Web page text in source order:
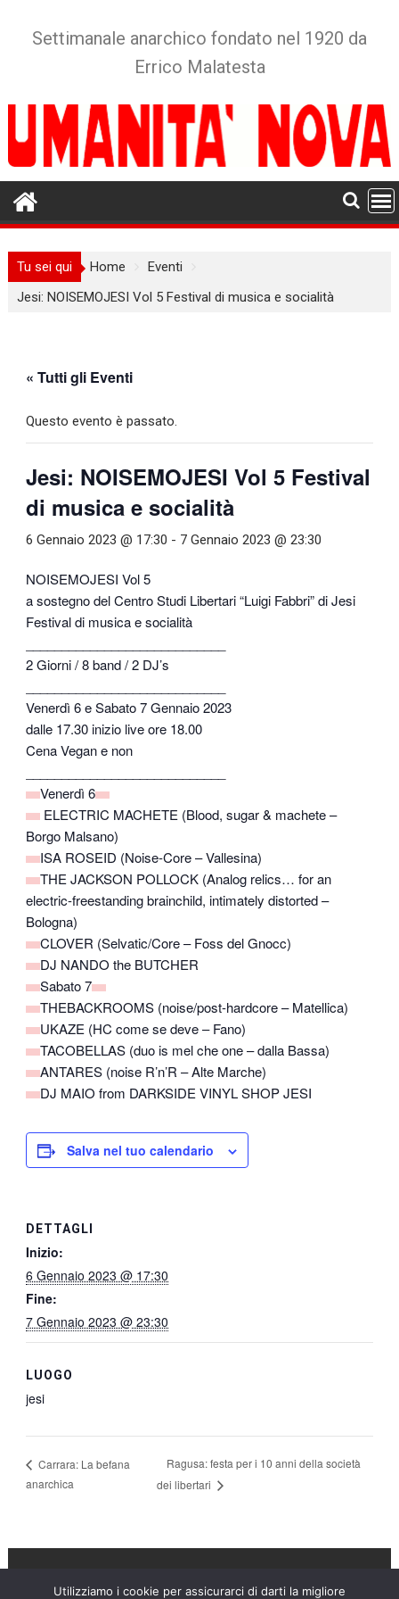
Settimanale anarchico fondato nel 1920 da
Errico Malatesta
Tu sei qui Home
Eventi
Jesi: NOISEMOJESI Vol 5 Festival di musica e socialità
« Tutti gli Eventi
Questo evento è passato.
Jesi: NOISEMOJESI Vol 5 Festival
di musica e socialità
6 Gennaio 2023 @ 17:30 - 7 Gennaio 2023 @ 23:30
NOISEMOJESI Vol 5
a sostegno del Centro Studi Libertari “Luigi Fabbri” di Jesi
Festival di musica e socialità
2 Giorni / 8 band / 2 DJ’s
Venerdì 6 e Sabato 7 Gennaio 2023
dalle 17.30 inizio live ore 18.00
Cena Vegan e non
Venerdì 6
ELECTRIC MACHETE (Blood, sugar & machete –
Borgo Malsano)
ISA ROSEID (Noise-Core – Vallesina)
THE JACKSON POLLOCK (Analog relics… for an
electric-freestanding brainchild, intimately distorted –
Bologna)
CLOVER (Selvatic/Core – Foss del Gnocc)
DJ NANDO the BUTCHER
Sabato 7
THEBACKROOMS (noise/post-hardcore – Matellica)
UKAZE (HC come se deve – Fano)
TACOBELLAS (duo is mel che one – dalla Bassa)
ANTARES (noise R’n’R – Alte Marche)
DJ MAIO from DARKSIDE VINYL SHOP JESI
Salva nel tuo calendario
DETTAGLI
Inizio:
6 Gennaio 2023 @ 17:30
Fine:
7 Gennaio 2023 @ 23:30
LUOGO
jesi
Carrara: La befana
anarchica
Ragusa: festa per i 10 anni della società
dei libertari
Utilizziamo i cookie per assicurarci di darti la migliore